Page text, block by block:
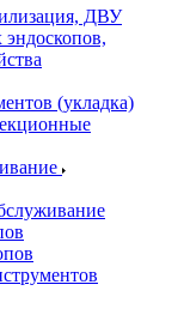
ДВУ
(укладка)